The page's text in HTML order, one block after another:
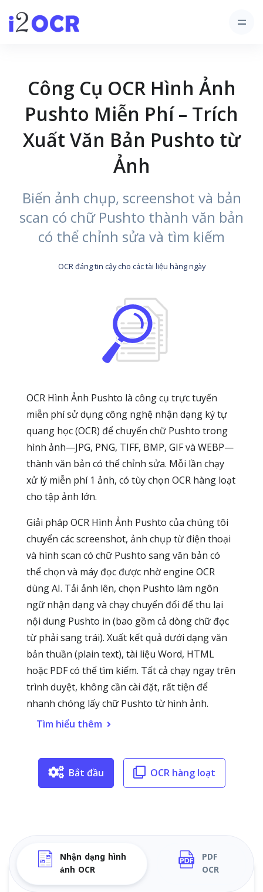
Công Cụ OCR Hình Ảnh
Pushto Miễn Phí – Trích
Xuất Văn Bản Pushto từ
Ảnh
Biến ảnh chụp, screenshot và bản
scan có chữ Pushto thành văn bản
có thể chỉnh sửa và tìm kiếm
OCR đáng tin cậy cho các tài liệu hàng ngày
OCR Hình Ảnh Pushto là công cụ trực tuyến
miễn phí sử dụng công nghệ nhận dạng ký tự
quang học (OCR) để chuyển chữ Pushto trong
hình ảnh—JPG, PNG, TIFF, BMP, GIF và WEBP—
thành văn bản có thể chỉnh sửa. Mỗi lần chạy
xử lý miễn phí 1 ảnh, có tùy chọn OCR hàng loạt
cho tập ảnh lớn.
Giải pháp OCR Hình Ảnh Pushto của chúng tôi
chuyển các screenshot, ảnh chụp từ điện thoại
và hình scan có chữ Pushto sang văn bản có
thể chọn và máy đọc được nhờ engine OCR
dùng AI. Tải ảnh lên, chọn Pushto làm ngôn
ngữ nhận dạng và chạy chuyển đổi để thu lại
nội dung Pushto in (bao gồm cả dòng chữ đọc
từ phải sang trái). Xuất kết quả dưới dạng văn
bản thuần (plain text), tài liệu Word, HTML
hoặc PDF có thể tìm kiếm. Tất cả chạy ngay trên
trình duyệt, không cần cài đặt, rất tiện để
nhanh chóng lấy chữ Pushto từ hình ảnh.
Tìm hiểu thêm
Bắt đầu OCR hàng loạt
Nhận dạng hình
ảnh OCR
PDF
OCR